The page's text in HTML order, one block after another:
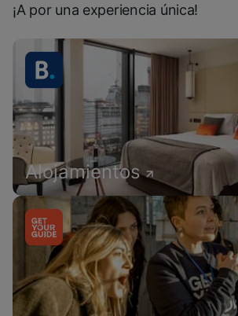
¡A por una experiencia única!
Alojamientos